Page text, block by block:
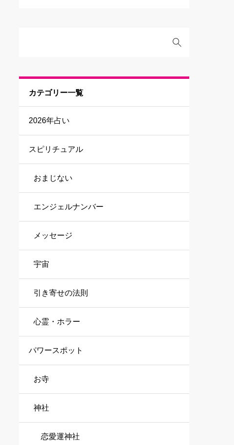
カテゴリー一覧
2026年占い
スピリチュアル
おまじない
エンジェルナンバー
メッセージ
宇宙
引き寄せの法則
心霊・ホラー
パワースポット
お寺
神社
恋愛運神社